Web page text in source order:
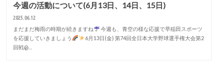
今週の活動について(6月13日、14日、15日)
2025.06.12
まだまだ梅雨の時期が続きますね
今週も、青空の様な応援で早稲田スポーツ
を応援していきましょう
6月13日(金) 第74回全日本大学野球選手権大会第2
回戦@…